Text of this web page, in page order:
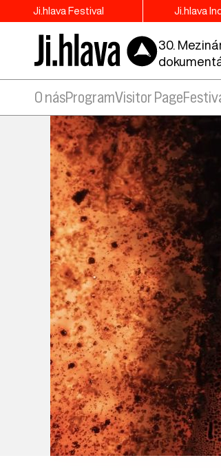
Ji.hlava Festival Ji.hlava
30.
O násProgramVisitor Page